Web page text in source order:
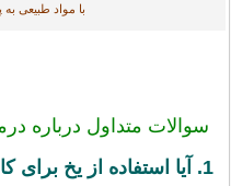
با مواد طبیعی
سوالات متداول درباره
1. آیا استفاده از یخ برای کاهش داغی کف پا مفید است؟